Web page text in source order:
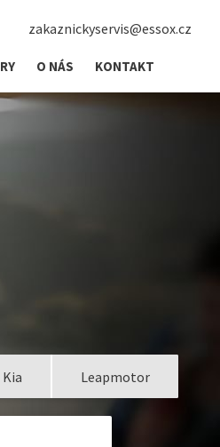
zakaznickyservis@essox.cz
O NÁS KONTAKT
Kia Leapmotor